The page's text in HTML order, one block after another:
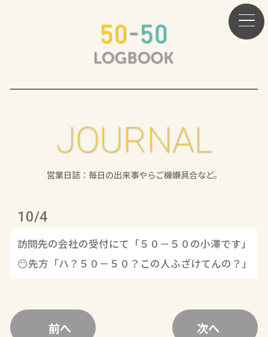
JOURNAL
営業日誌：毎日の出来事やらご機嫌具合など。
10/4
訪問先の会社の受付にて「５０－５０の小澤です」
😶先方「ハ？５０－５０？この人ふざけてんの？」
前へ 次へ